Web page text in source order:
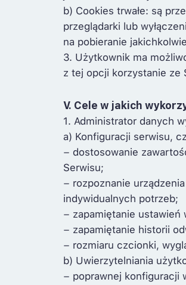
b) Cookies trwałe: są
przeglądarki lub
na pobieranie
3. Użytkownik ma
z tej opcji korzystanie ze
V. Cele w jakich
1. Administrator danych
a) Konfiguracji serwisu,
− dostosowanie
Serwisu;
− rozpoznanie
indywidualnych potrzeb;
− zapamiętanie ustawień
− zapamiętanie historii
− rozmiaru czcionki,
b) Uwierzytelniania
− poprawnej konfiguracji